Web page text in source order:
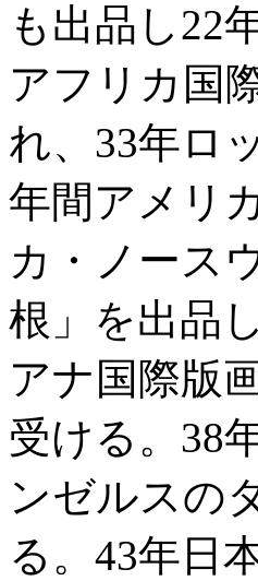
も出品し22
アフリカ国
れ、33年ロ
年間アメリ
カ・ノース
根」を出品
アナ国際版
受ける。38
ンゼルスの
る。43年日